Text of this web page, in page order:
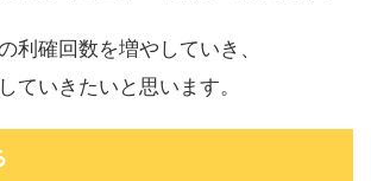
利確回数を増やしていき、
ていきたいと思います。